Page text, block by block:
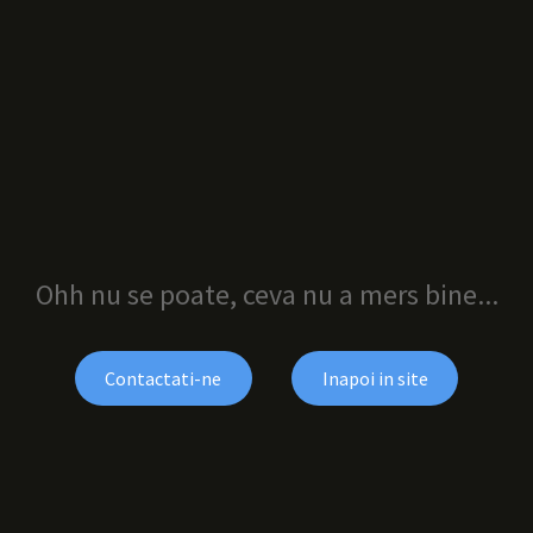
Ohh nu se poate, ceva nu a mers bine...
Contactati-ne Inapoi in site